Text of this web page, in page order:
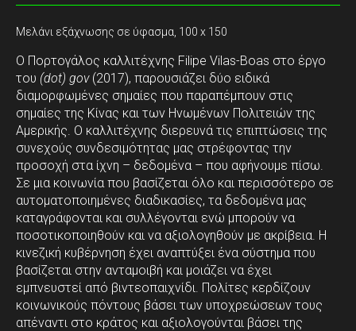
Μελάνι εξάχνωσης σε ύφασμα, 100 x 150
Ο Πορτογάλος καλλιτέχνης Filipe Vilas-Boas στο έργο
του (dot) gov(2017), παρουσιάζει δύο ειδικά
διαμορφωμένες σημαίες που παραπέμπουν στις
σημαίες της Κίνας και των Ηνωμένων Πολιτειών της
Αμερικής. Ο καλλιτέχνης διερευνά τις επιπτώσεις της
συνεχούς συνδεσιμότητας μας στρέφοντας την
προσοχή στα ίχνη – δεδομένα – που αφήνουμε πίσω.
Σε μια κοινωνία που βασίζεται όλο και περισσότερο σε
αυτοματοποιημένες διαδικασίες, τα δεδομένα μας
καταγράφονται και συλλέγονται ενώ μπορούν να
ποσοτικοποιηθούν και να αξιολογηθούν με ακρίβεια. Η
κινεζική κυβέρνηση έχει αναπτύξει ένα σύστημα που
βασίζεται στην ανταμοιβή και μοιάζει να έχει
εμπνευστεί από βιντεοπαιχνίδι. Πολίτες κερδίζουν
κοινωνικούς πόντους βάσει των υποχρεώσεων τους
απέναντι στο κράτος και αξιολογούνται βάσει της